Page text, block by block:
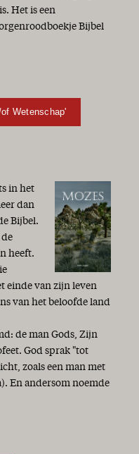
Het is een
Bijbel
Wetenschap'
in het
dan
Bijbel.
heeft.
einde van zijn leven
van het beloofde land
de man Gods, Zijn
God sprak "tot
zoals een man met
En andersom noemde